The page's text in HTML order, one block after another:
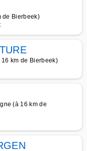
de Bierbeek)
km de Bierbeek)
(à 16 km de